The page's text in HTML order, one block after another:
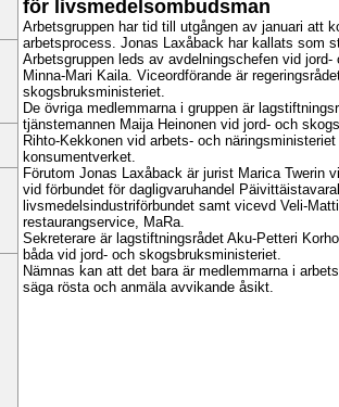
för livsmedelsombudsman
Arbetsgruppen har tid till utgången av januari att
arbetsprocess. Jonas Laxåback har kallats som
Arbetsgruppen leds av avdelningschefen vid
Minna-Mari Kaila. Viceordförande är
skogsbruksministeriet.
De övriga medlemmarna i gruppen är
tjänstemannen Maija Heinonen vid jord- och
Rihto-Kekkonen vid arbets- och
konsumentverket.
Förutom Jonas Laxåback är jurist Marica Twerin
vid förbundet för dagligvaruhandel
livsmedelsindustriförbundet samt vicevd Veli-
restaurangservice, MaRa.
Sekreterare är lagstiftningsrådet Aku-Petteri
båda vid jord- och skogsbruksministeriet.
Nämnas kan att det bara är medlemmarna i
säga rösta och anmäla avvikande åsikt.